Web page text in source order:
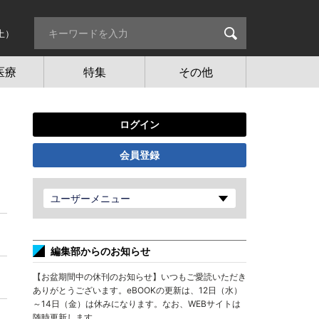
療 特集 その他
ログイン
会員登録
ユーザーメニュー
編集部からのお知らせ
【お盆期間中の休刊のお知らせ】いつもご愛読いただき
ありがとうございます。eBOOKの更新は、12日（水）
～14日（金）は休みになります。なお、WEBサイトは